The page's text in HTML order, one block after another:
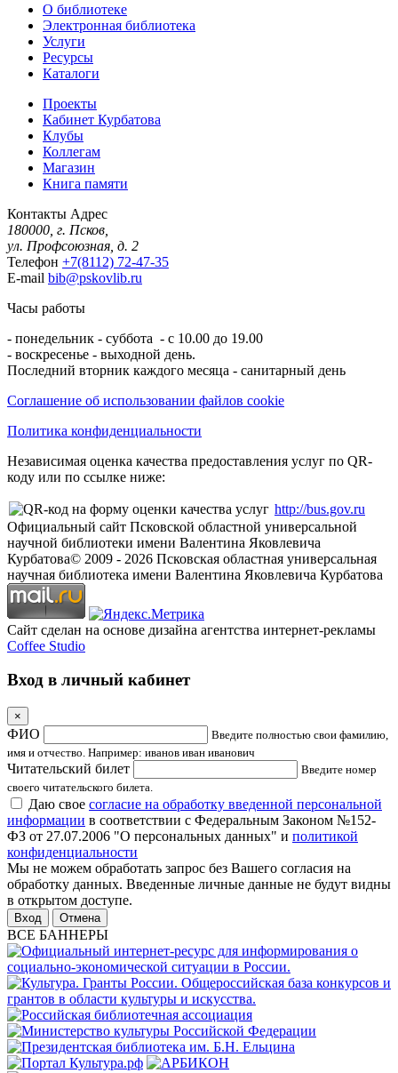
О библиотеке
Электронная библиотека
Услуги
Ресурсы
Каталоги
Проекты
Кабинет Курбатова
Клубы
Коллегам
Магазин
Книга памяти
Контакты Адрес
180000, г. Псков,
ул. Профсоюзная, д. 2
Телефон +7(8112) 72-47-35
E-mail bib@pskovlib.ru
Часы работы
- понедельник - суббота - с 10.00 до 19.00
- воскресенье - выходной день.
Последний вторник каждого месяца - санитарный день
Соглашение об использовании файлов cookie
Политика конфиденциальности
Независимая оценка качества предоставления услуг по QR-
коду или по ссылке ниже:
http://bus.gov.ru
Официальный сайт Псковской областной универсальной
научной библиотеки имени Валентина Яковлевича
Курбатова© 2009 - 2026 Псковская областная универсальная
научная библиотека имени Валентина Яковлевича Курбатова
Сайт сделан на основе дизайна агентства интернет-рекламы
Coffee Studio
Вход в личный кабинет
×
ФИО
Введите полностью свои фамилию,
имя и отчество. Например: иванов иван иванович
Читательский билет
Введите номер
своего читательского билета.
Даю свое согласие на обработку введенной персональной
информации в соответствии с Федеральным Законом №152-
ФЗ от 27.07.2006 "О персональных данных" и политикой
конфиденциальности
Мы не можем обработать запрос без Вашего согласия на
обработку данных. Введенные личные данные не будут видны
в открытом доступе.
Отмена
ВСЕ БАННЕРЫ